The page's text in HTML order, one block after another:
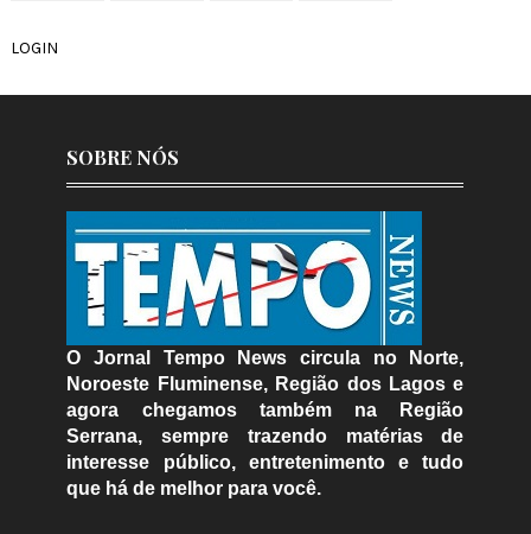
LOGIN
SOBRE NÓS
O Jornal Tempo News circula no Norte,
Noroeste Fluminense, Região dos Lagos e
agora chegamos também na Região
Serrana, sempre trazendo matérias de
interesse público, entretenimento e tudo
que há de melhor para você.